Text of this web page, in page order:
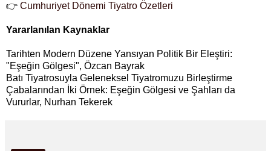
👉 Cumhuriyet Dönemi Tiyatro Özetleri
Yararlanılan Kaynaklar
Tarihten Modern Düzene Yansıyan Politik Bir Eleştiri:
"Eşeğin Gölgesi", Özcan Bayrak
Batı Tiyatrosuyla Geleneksel Tiyatromuzu Birleştirme
Çabalarından İki Örnek: Eşeğin Gölgesi ve Şahları da
Vururlar, Nurhan Tekerek